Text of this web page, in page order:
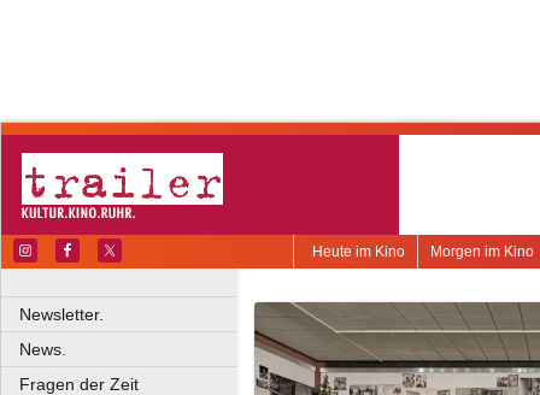
Morgen im Kino
Heute im Kino
Newsletter.
News.
Fragen der Zeit